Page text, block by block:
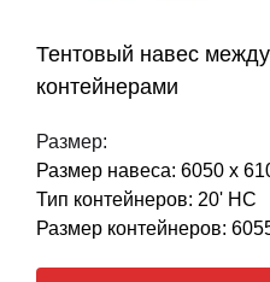
Тентовый навес
контейнерами
Размер:
Размер навеса: 6050 х
Тип контейнеров: 20' НС
Размер контейнеров: